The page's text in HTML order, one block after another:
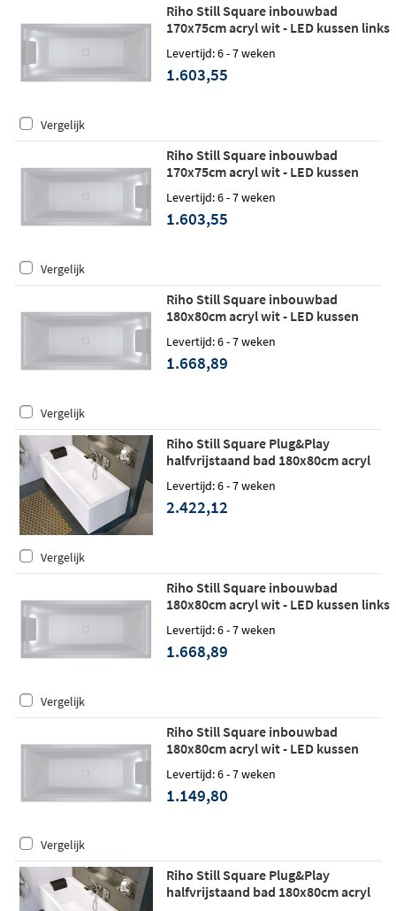
Riho Still Square inbouwbad
170x75cm acryl wit - LED kussen links
Levertijd: 6 - 7 weken
1.603,55
Vergelijk
Riho Still Square inbouwbad
170x75cm acryl wit - LED kussen
Levertijd: 6 - 7 weken
1.603,55
Vergelijk
Riho Still Square inbouwbad
180x80cm acryl wit - LED kussen
Levertijd: 6 - 7 weken
1.668,89
Vergelijk
Riho Still Square Plug&Play
halfvrijstaand bad 180x80cm acryl
Levertijd: 6 - 7 weken
2.422,12
Vergelijk
Riho Still Square inbouwbad
180x80cm acryl wit - LED kussen links
Levertijd: 6 - 7 weken
1.668,89
Vergelijk
Riho Still Square inbouwbad
180x80cm acryl wit - LED kussen
Levertijd: 6 - 7 weken
1.149,80
Vergelijk
Riho Still Square Plug&Play
halfvrijstaand bad 180x80cm acryl